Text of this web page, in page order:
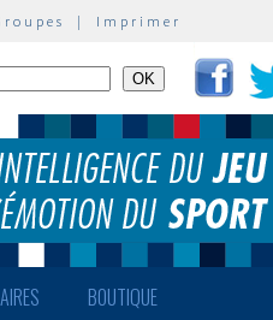
| Imprimer
BOUTIQUE